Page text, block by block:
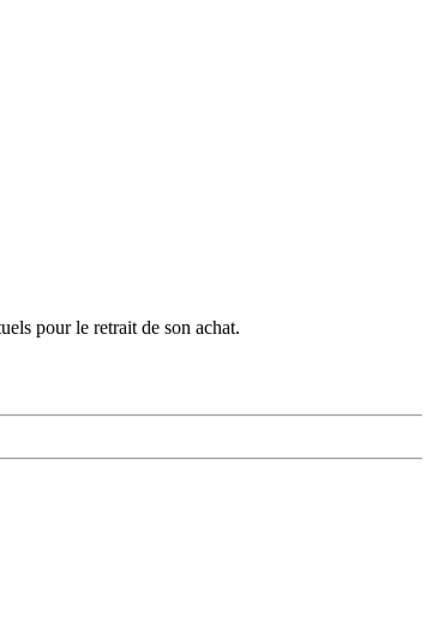
pour le retrait de son achat.